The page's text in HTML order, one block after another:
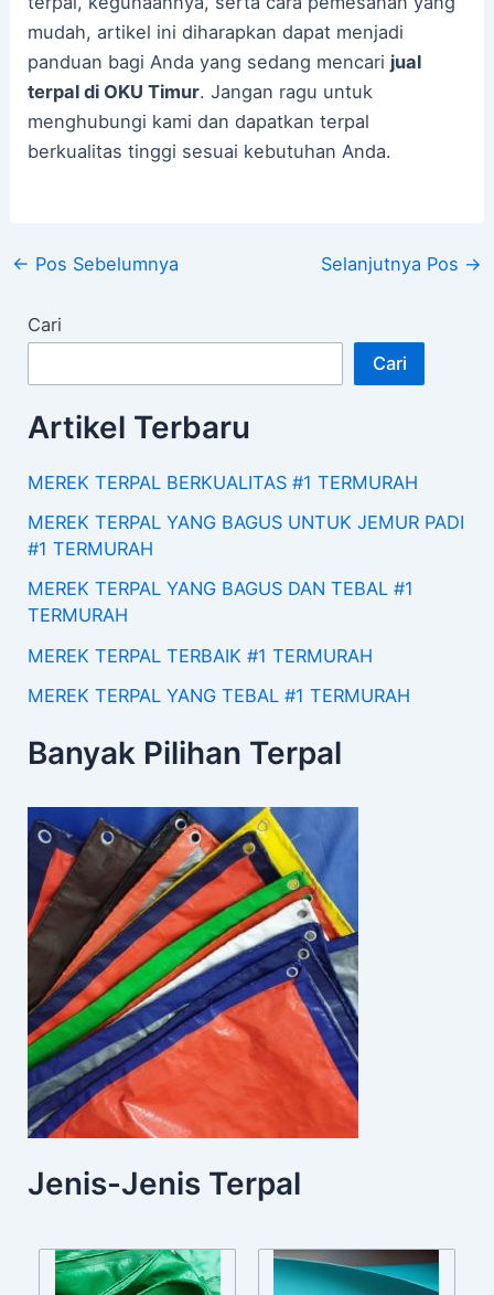
mudah, artikel ini diharapkan dapat menjadi
panduan bagi Anda yang sedang mencari jual
terpal di OKU Timur. Jangan ragu untuk
menghubungi kami dan dapatkan terpal
berkualitas tinggi sesuai kebutuhan Anda.
← Pos Sebelumnya Selanjutnya Pos →
Cari
Cari
Artikel Terbaru
MEREK TERPAL BERKUALITAS #1 TERMURAH
MEREK TERPAL YANG BAGUS UNTUK JEMUR PADI
#1 TERMURAH
MEREK TERPAL YANG BAGUS DAN TEBAL #1
TERMURAH
MEREK TERPAL TERBAIK #1 TERMURAH
MEREK TERPAL YANG TEBAL #1 TERMURAH
Banyak Pilihan Terpal
Jenis-Jenis Terpal